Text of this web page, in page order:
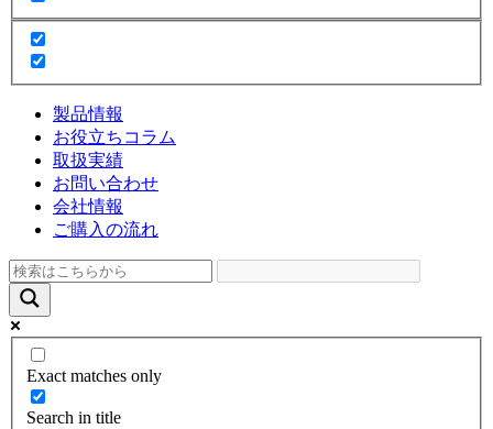
製品情報
お役立ちコラム
取扱実績
お問い合わせ
会社情報
ご購入の流れ
Exact matches only
Search in title